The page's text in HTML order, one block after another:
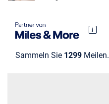
Sammeln Sie 1299 Meilen.